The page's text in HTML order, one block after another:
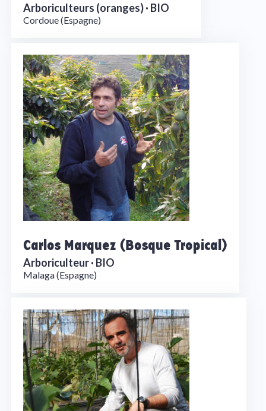
Arboriculteurs (oranges) · BIO
Cordoue (Espagne)
Carlos Marquez (Bosque Tropical)
Arboriculteur · BIO
Malaga (Espagne)